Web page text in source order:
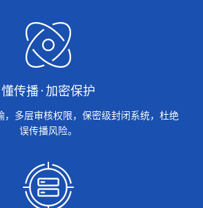
懂传播·加密保护
，多层审核权限，保密级封闭系统，杜绝
误传播风险。